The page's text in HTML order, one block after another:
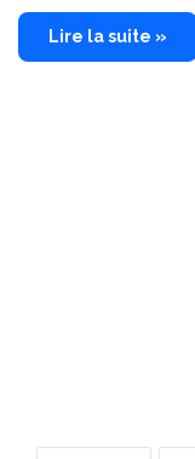
Lire la suite »